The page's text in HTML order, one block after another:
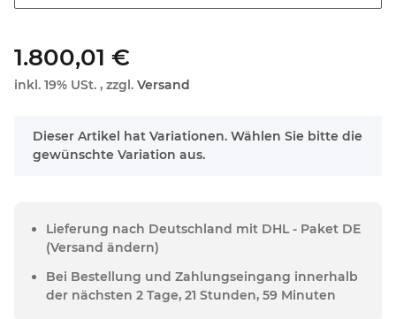
1.800,01 €
inkl. 19% USt. , zzgl. Versand
x
Dieser Artikel hat Variationen. Wählen Sie bitte die
gewünschte Variation aus.
Lieferung nach Deutschland mit DHL - Paket DE
(Versand ändern)
Bei Bestellung und Zahlungseingang innerhalb
der nächsten 2 Tage, 21 Stunden, 59 Minuten